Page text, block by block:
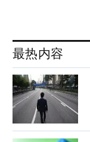
最热内容